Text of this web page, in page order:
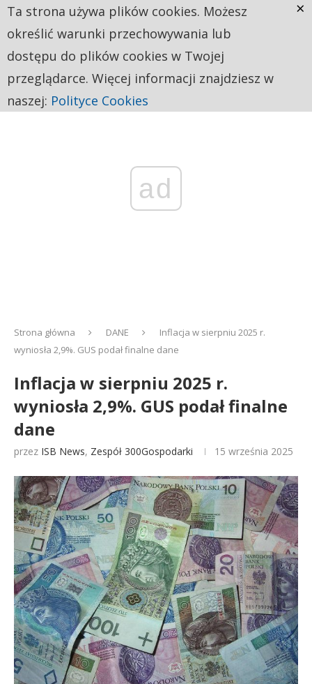
ad
Strona główna DANE
Inflacja w sierpniu 2025 r.
wyniosła 2,9%. GUS podał finalne dane
Inflacja w sierpniu 2025 r.
wyniosła 2,9%. GUS podał finalne
dane
przez ISB News, Zespół 300Gospodarki 15 września 2025
Ta strona używa plików cookies. Możesz
określić warunki przechowywania lub
dostępu do plików cookies w Twojej
przeglądarce. Więcej informacji znajdziesz w
naszej: Polityce Cookies
×